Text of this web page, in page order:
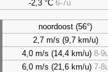
-2,3 °C 6-7u
noordoost (56°)
2,7 m/s (9,7 km/u)
4,0 m/s (14,4 km/u) 8-
6,0 m/s (21,6 km/u) 7-